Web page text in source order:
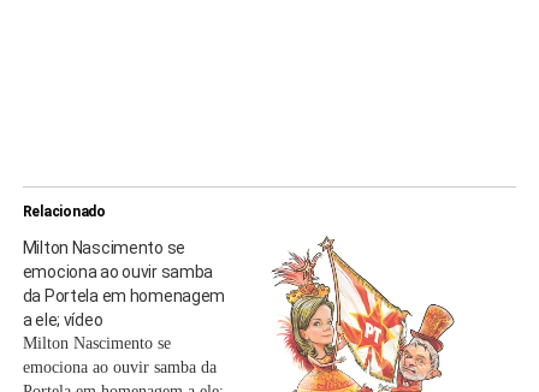
Relacionado
Milton Nascimento se
emociona ao ouvir samba
da Portela em homenagem
a ele; vídeo
Milton Nascimento se
emociona ao ouvir samba da